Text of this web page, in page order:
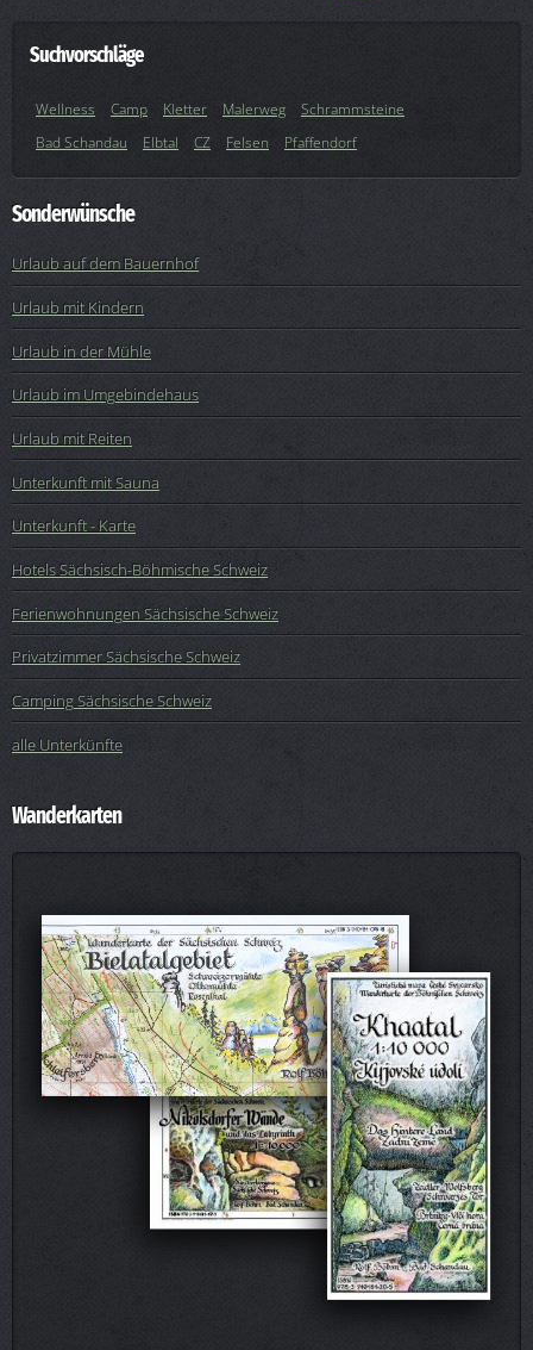
Suchvorschläge
Wellness Camp Kletter Malerweg
Schrammsteine
Bad Schandau
Elbtal CZ Felsen Pfaffendorf
Sonderwünsche
Urlaub auf dem Bauernhof
Urlaub mit Kindern
Urlaub in der Mühle
Urlaub im Umgebindehaus
Urlaub mit Reiten
Unterkunft mit Sauna
Unterkunft - Karte
Hotels Sächsisch-Böhmische Schweiz
Ferienwohnungen Sächsische Schweiz
Privatzimmer Sächsische Schweiz
Camping Sächsische Schweiz
alle Unterkünfte
Wanderkarten